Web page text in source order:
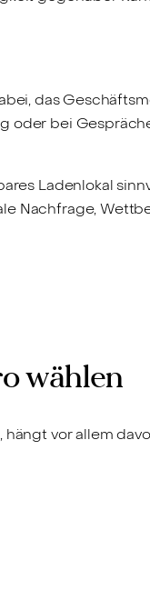
das
oder bei
Ladenlokal
Nachfrage,
wählen
vor allem